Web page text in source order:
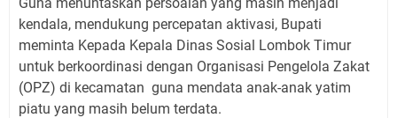
kendala, mendukung percepatan aktivasi, Bupati
meminta Kepada Kepala Dinas Sosial Lombok Timur
untuk berkoordinasi dengan Organisasi Pengelola Zakat
(OPZ) di kecamatan guna mendata anak-anak yatim
piatu yang masih belum terdata.